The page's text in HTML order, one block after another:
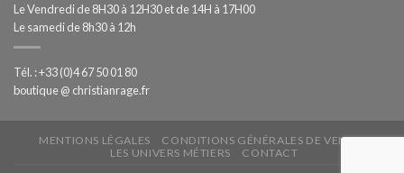
Le Vendredi de 8H30 à 12H30 et de 14H à 17H00
Le samedi de 8h30 à 12h
Tél. : +33 (0)4 67 50 01 80
boutique @ christianrage.fr
MENTIONS LÉGALES
CONDITIONS GÉNÉRALES DE VENTE
LES UNIVERS MÉTIERS
CONTACT